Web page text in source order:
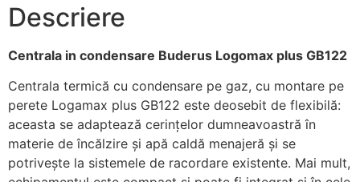
Descriere
Centrala in condensare Buderus Logomax plus GB122
Centrala termică cu condensare pe gaz, cu montare pe
perete Logamax plus GB122 este deosebit de flexibilă:
aceasta se adaptează cerinţelor dumneavoastră în
materie de încălzire şi apă caldă menajeră şi se
potriveşte la sistemele de racordare existente. Mai mult,